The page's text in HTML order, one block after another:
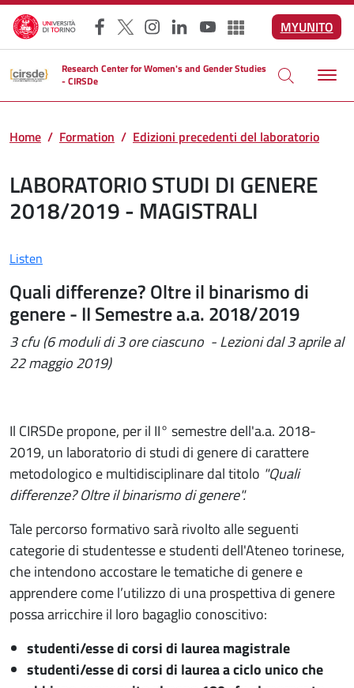
Skip to main content
Facebook
X Instagram
LinkedInYouTubeAltri social
MYUNITO
Research Center for Women's and Gender Studies
- CIRSDe
Home Formation Edizioni precedenti del laboratorio
LABORATORIO STUDI DI GENERE
2018/2019 - MAGISTRALI
Listen
Quali differenze? Oltre il binarismo di
genere - II Semestre a.a. 2018/2019
3 cfu (6 moduli di 3 ore ciascuno - Lezioni dal 3 aprile al
22 maggio 2019)
Il CIRSDe propone, per il II° semestre dell'a.a. 2018-
2019, un laboratorio di studi di genere di carattere
metodologico e multidisciplinare dal titolo "Quali
differenze? Oltre il binarismo di genere".
Tale percorso formativo sarà rivolto alle seguenti
categorie di studentesse e studenti dell'Ateneo torinese,
che intendono accostare le tematiche di genere e
apprendere come l’utilizzo di una prospettiva di genere
possa arricchire il loro bagaglio conoscitivo:
studenti/esse di corsi di laurea magistrale
studenti/esse di corsi di laurea a ciclo unico che